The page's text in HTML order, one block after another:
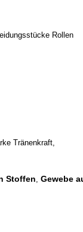
Rollen
Tränenkraft,
Stoffen, Gewebe